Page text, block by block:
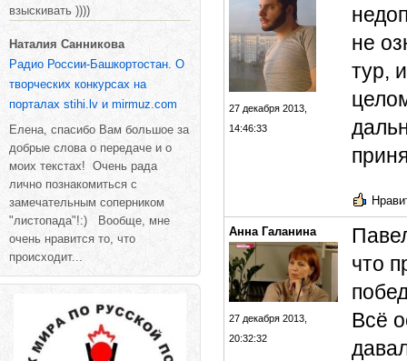
взыскивать ))))
Наталия Санникова
Радио России-Башкортостан. О
творческих конкурсах на
порталах stihi.lv и mirmuz.com
Елена, спасибо Вам большое за
добрые слова о передаче и о
моих текстах! Очень рада
лично познакомиться с
замечательным соперником
"листопада"!:) Вообще, мне
очень нравится то, что
происходит...
27 декабря 2013,
14:46:33
не
тур,
Анна Галанина
27 декабря 2013,
20:32:32
что
Всё